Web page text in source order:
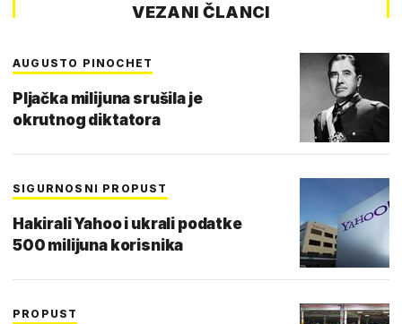
VEZANI ČLANCI
AUGUSTO PINOCHET
Pljačka milijuna srušila je
okrutnog diktatora
SIGURNOSNI PROPUST
Hakirali Yahoo i ukrali podatke
500 milijuna korisnika
PROPUST